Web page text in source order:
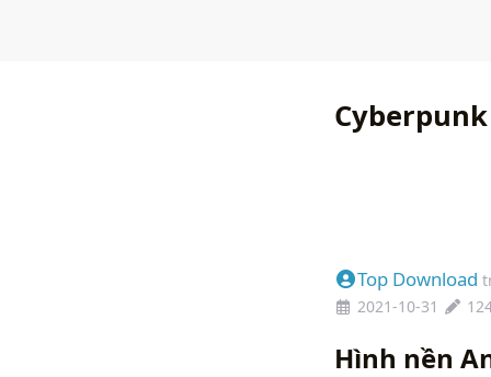
Top Download
2021-10-31
Hình nền